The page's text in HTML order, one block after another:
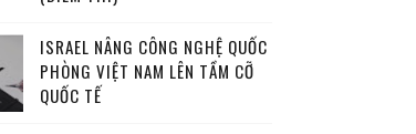
ISRAEL NÂNG CÔNG NGHỆ QUỐC
PHÒNG VIỆT NAM LÊN TẦM CỠ
QUỐC TẾ